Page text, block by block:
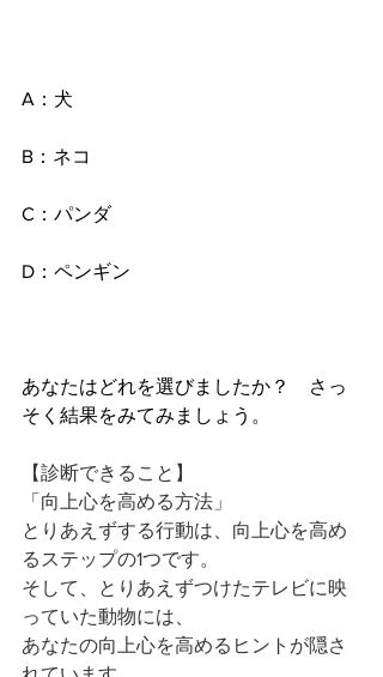
A：犬
B：ネコ
C：パンダ
D：ペンギン
あなたはどれを選びましたか？　さっ
そく結果をみてみましょう。
【診断できること】
「向上心を高める方法」
とりあえずする行動は、向上心を高め
るステップの1つです。
そして、とりあえずつけたテレビに映
っていた動物には、
あなたの向上心を高めるヒントが隠さ